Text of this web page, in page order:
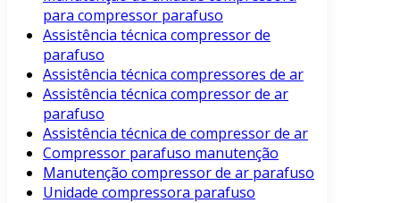
para compressor parafuso
Assistência técnica compressor de
parafuso
Assistência técnica compressores de ar
Assistência técnica compressor de ar
parafuso
Assistência técnica de compressor de ar
Compressor parafuso manutenção
Manutenção compressor de ar parafuso
Unidade compressora parafuso